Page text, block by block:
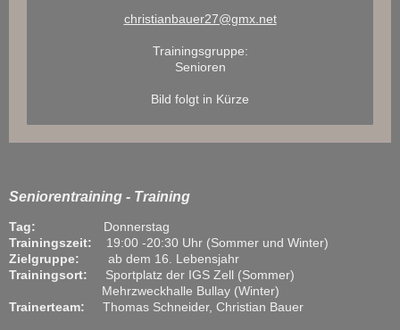
christianbauer27@gmx.net
Trainingsgruppe:
Senioren
Bild folgt in Kürze
Seniorentraining - Training
Tag:
Donnerstag
Trainingszeit: 19:00 -20:30 Uhr (Sommer und Winter)
Zielgruppe: ab dem 16. Lebensjahr
Trainingsort: Sportplatz der IGS Zell (Sommer)
Mehrzweckhalle Bullay (Winter)
Trainerteam: Thomas Schneider, Christian Bauer